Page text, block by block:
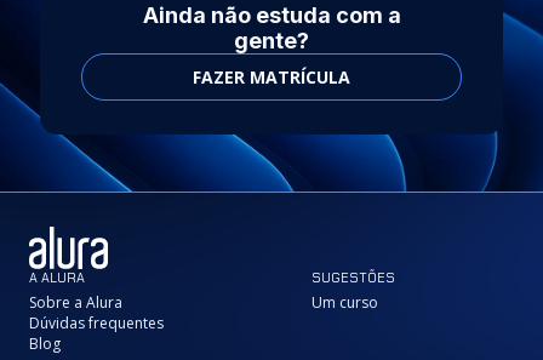
Ainda não estuda com a
gente?
FAZER MATRÍCULA
A ALURA
Sobre a Alura
Dúvidas frequentes
Blog
SUGESTÕES
Um curso